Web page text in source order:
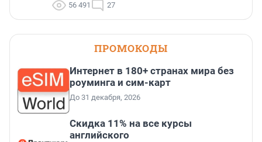
56 491 27
ПРОМОКОДЫ
Интернет в 180+ странах мира без
роуминга и сим-карт
До 31 декабря, 2026
Скидка 11% на все курсы
английского